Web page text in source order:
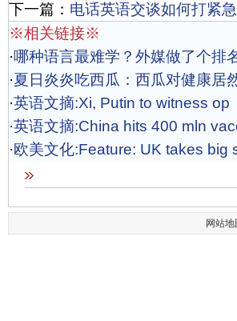
下一篇： 电话英语交谈如何打紧
※相关链接※
·哪种语言最难学？外媒做了个排
·夏日炎炎吃西瓜：西瓜对健康居
·英语文摘:Xi, Putin to witness op
·英语文摘:China hits 400 mln
·欧美文化:Feature: UK takes big
网站地